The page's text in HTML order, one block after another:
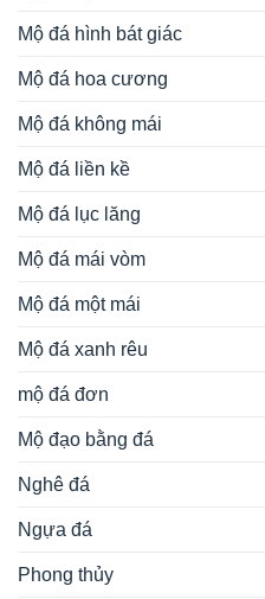
Mộ đá hình bát giác
Mộ đá hoa cương
Mộ đá không mái
Mộ đá liền kề
Mộ đá lục lăng
Mộ đá mái vòm
Mộ đá một mái
Mộ đá xanh rêu
mộ đá đơn
Mộ đạo bằng đá
Nghê đá
Ngựa đá
Phong thủy